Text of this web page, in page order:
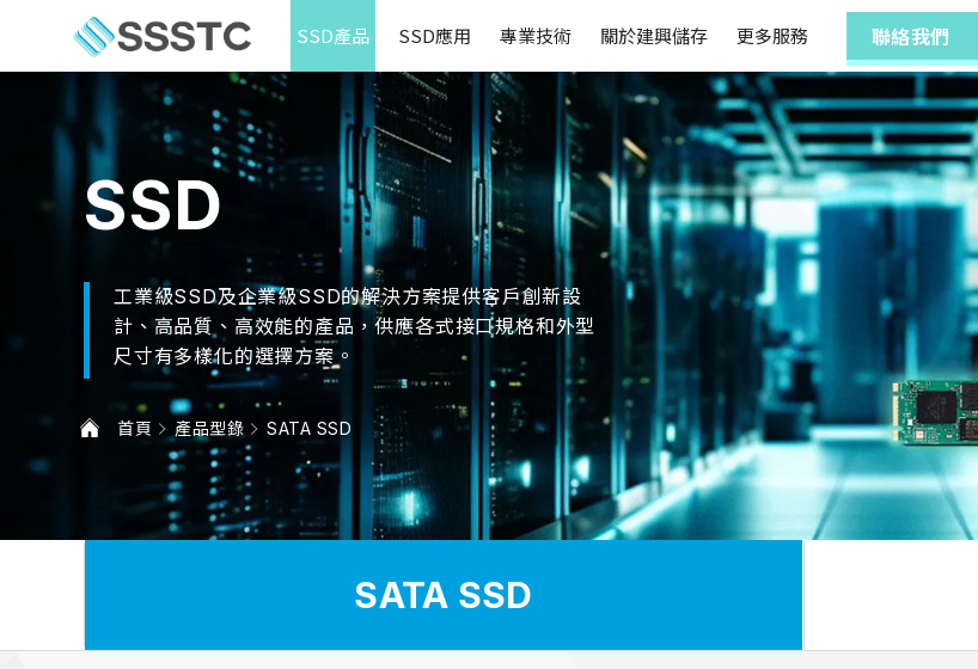
SSD產品 SSD應用 專業技術 關於建興儲存 更多服務 聯絡我們
SSD
工業級SSD及企業級SSD的解決方案提供客戶創新設
計、高品質、高效能的產品，供應各式接口規格和外型
尺寸有多樣化的選擇方案。
首頁 產品型錄 SATA SSD
SATA SSD